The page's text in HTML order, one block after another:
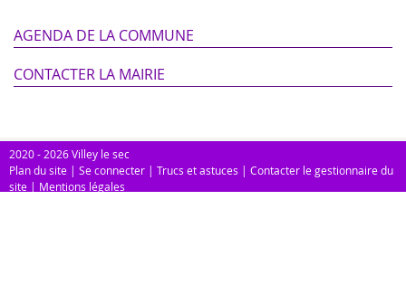
AGENDA DE LA COMMUNE
CONTACTER LA MAIRIE
2020 - 2026 Villey le sec
Plan du site | Se connecter | Trucs et astuces | Contacter le gestionnaire du
site | Mentions légales